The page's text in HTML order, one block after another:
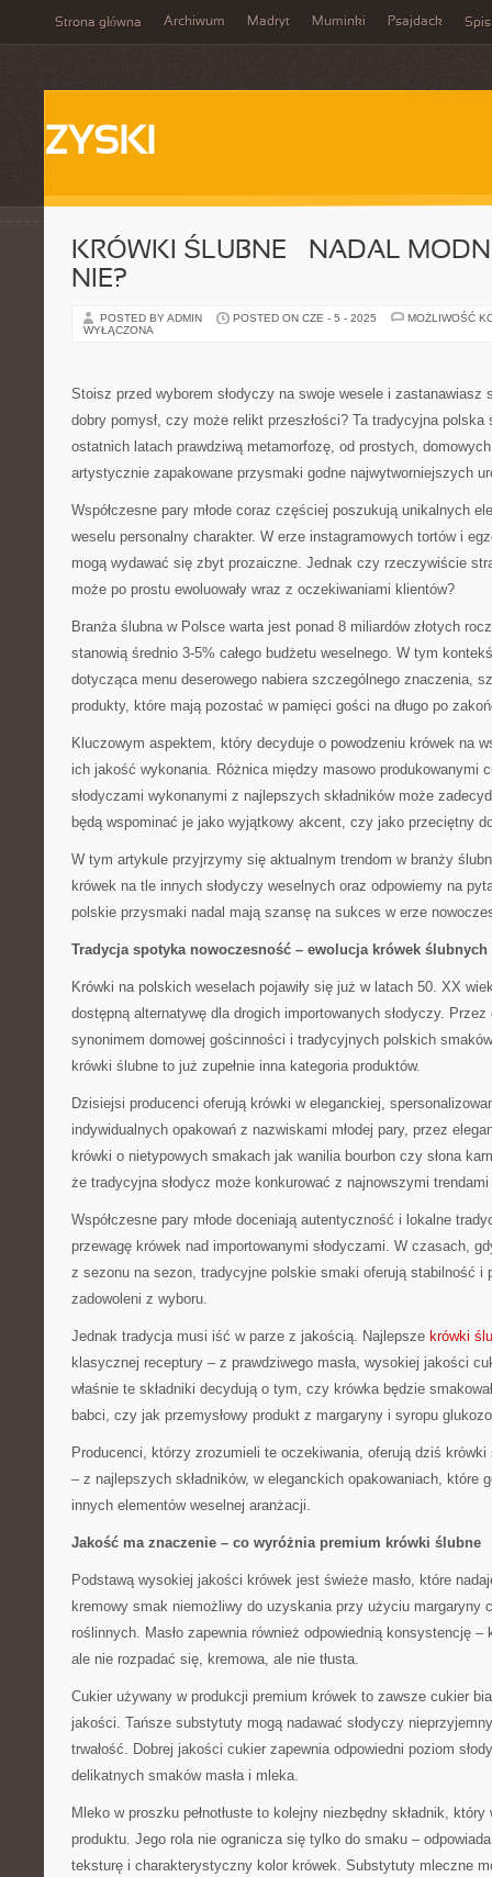
Strona główna Archiwum Madryt Muminki Psajdack Spis
ZYSKI
KRÓWKI ŚLUBNE – NADAL
NIE?
POSTED BY ADMIN POSTED ON CZE - 5 - 2025
MOŻLIWOŚĆ
WYŁĄCZONA
Stoisz przed wyborem słodyczy na swoje wesele i zastanawiasz
dobry pomysł, czy może relikt przeszłości? Ta tradycyjna polska
ostatnich latach prawdziwą metamorfozę, od prostych,
artystycznie zapakowane przysmaki godne najwytworniejszych
Współczesne pary młode coraz częściej poszukują unikalnych
weselu personalny charakter. W erze instagramowych tortów i
mogą wydawać się zbyt prozaiczne. Jednak czy rzeczywiście
może po prostu ewoluowały wraz z oczekiwaniami klientów?
Branża ślubna w Polsce warta jest ponad 8 miliardów złotych
stanowią średnio 3-5% całego budżetu weselnego. W tym
dotycząca menu deserowego nabiera szczególnego znaczenia,
produkty, które mają pozostać w pamięci gości na długo po
Kluczowym aspektem, który decyduje o powodzeniu krówek na
ich jakość wykonania. Różnica między masowo produkowanymi
słodyczami wykonanymi z najlepszych składników może
będą wspominać je jako wyjątkowy akcent, czy jako przeciętny
W tym artykule przyjrzymy się aktualnym trendom w branży
krówek na tle innych słodyczy weselnych oraz odpowiemy na
polskie przysmaki nadal mają szansę na sukces w erze
Tradycja spotyka nowoczesność – ewolucja krówek ślubnych
Krówki na polskich weselach pojawiły się już w latach 50. XX
dostępną alternatywę dla drogich importowanych słodyczy. Przez
synonimem domowej gościnności i tradycyjnych polskich
krówki ślubne to już zupełnie inna kategoria produktów.
Dzisiejsi producenci oferują krówki w eleganckiej,
indywidualnych opakowań z nazwiskami młodej pary, przez
krówki o nietypowych smakach jak wanilia bourbon czy słona
że tradycyjna słodycz może konkurować z najnowszymi
Współczesne pary młode doceniają autentyczność i lokalne
przewagę krówek nad importowanymi słodyczami. W czasach,
z sezonu na sezon, tradycyjne polskie smaki oferują stabilność i
zadowoleni z wyboru.
Jednak tradycja musi iść w parze z jakością. Najlepsze krówki
klasycznej receptury – z prawdziwego masła, wysokiej jakości
właśnie te składniki decydują o tym, czy krówka będzie
babci, czy jak przemysłowy produkt z margaryny i syropu
Producenci, którzy zrozumieli te oczekiwania, oferują dziś
– z najlepszych składników, w eleganckich opakowaniach, które
innych elementów weselnej aranżacji.
Jakość ma znaczenie – co wyróżnia premium krówki ślubne
Podstawą wysokiej jakości krówek jest świeże masło, które
kremowy smak niemożliwy do uzyskania przy użyciu margaryny
roślinnych. Masło zapewnia również odpowiednią konsystencję
ale nie rozpadać się, kremowa, ale nie tłusta.
Cukier używany w produkcji premium krówek to zawsze cukier
jakości. Tańsze substytuty mogą nadawać słodyczy
trwałość. Dobrej jakości cukier zapewnia odpowiedni poziom
delikatnych smaków masła i mleka.
Mleko w proszku pełnotłuste to kolejny niezbędny składnik,
produktu. Jego rola nie ogranicza się tylko do smaku –
teksturę i charakterystyczny kolor krówek. Substytuty mleczne